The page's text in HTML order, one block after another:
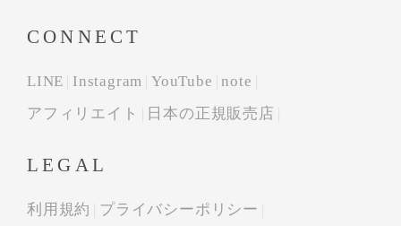
CONNECT
LINE Instagram YouTube
note
アフィリエイト
日本の正規販売店
LEGAL
利用規約 プライバシーポリシー